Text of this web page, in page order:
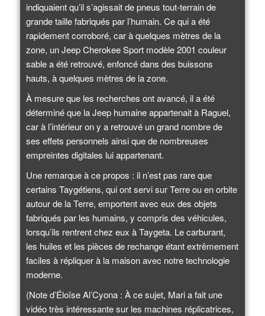
indiquaient qu’il s’agissait de pneus tout-terrain de
grande taille fabriqués par l’humain. Ce qui a été
rapidement corroboré, car à quelques mètres de la
zone, un Jeep Cherokee Sport modèle 2001 couleur
sable a été retrouvé, enfoncé dans des buissons
hauts, à quelques mètres de la zone.
À mesure que les recherches ont avancé, il a été
déterminé que la Jeep humaine appartenait à Raguel,
car à l’intérieur on y a retrouvé un grand nombre de
ses effets personnels ainsi que de nombreuses
empreintes digitales lui appartenant.
Une remarque à ce propos : il n’est pas rare que
certains Taygétiens, qui ont servi sur Terre ou en orbite
autour de la Terre, emportent avec eux des objets
fabriqués par les humains, y compris des véhicules,
lorsqu’ils rentrent chez eux à Taygeta. Le carburant,
les huiles et les pièces de rechange étant extrêmement
faciles à répliquer à la maison avec notre technologie
moderne.
(Note d’Éloïse Al’Cyona : À ce sujet, Mari a fait une
vidéo très intéressante sur les machines réplicatrices,